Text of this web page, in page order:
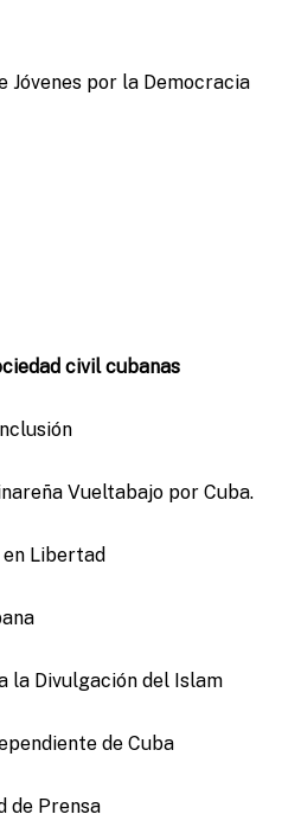
Jóvenes por la Democracia
civil cubanas
Vueltabajo por Cuba.
Libertad
la Divulgación del Islam
de Cuba
de Prensa